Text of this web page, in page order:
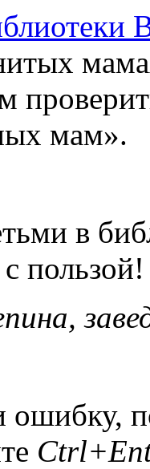
мам».
в
пользой!